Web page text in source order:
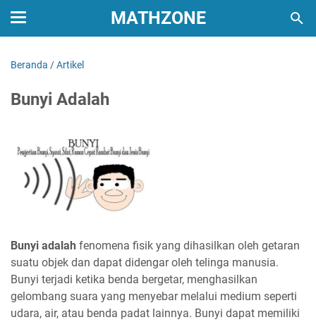
MATHZONE
Beranda /Artikel
Bunyi Adalah
Bunyi adalah fenomena fisik yang dihasilkan oleh getaran
suatu objek dan dapat didengar oleh telinga manusia.
Bunyi terjadi ketika benda bergetar, menghasilkan
gelombang suara yang menyebar melalui medium seperti
udara, air, atau benda padat lainnya. Bunyi dapat memiliki